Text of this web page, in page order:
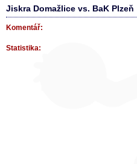
Jiskra Domažlice vs. BaK Plzeň
Komentář:
Statistika: